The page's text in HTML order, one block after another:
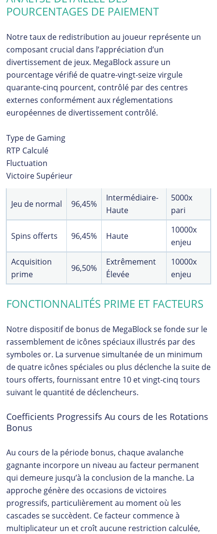
POURCENTAGES DE PAIEMENT
Notre taux de redistribution au joueur représente un
composant crucial dans l’appréciation d’un
divertissement de jeux. MegaBlock assure un
pourcentage vérifié de quatre-vingt-seize virgule
quarante-cinq pourcent, contrôlé par des centres
externes conformément aux réglementations
européennes de divertissement contrôlé.
Type de Gaming
RTP Calculé
Fluctuation
Victoire Supérieur
Jeu de normal 96,45%
Intermédiaire-
Haute
5000x
pari
Spins offerts 96,45% Haute
10000x
enjeu
Acquisition
prime
96,50%
Extrêmement
Élevée
10000x
enjeu
FONCTIONNALITÉS PRIME ET FACTEURS
Notre dispositif de bonus de MegaBlock se fonde sur le
rassemblement de icônes spéciaux illustrés par des
symboles or. La survenue simultanée de un minimum
de quatre icônes spéciales ou plus déclenche la suite de
tours offerts, fournissant entre 10 et vingt-cinq tours
suivant le quantité de déclencheurs.
Coefficients Progressifs Au cours de les Rotations
Bonus
Au cours de la période bonus, chaque avalanche
gagnante incorpore un niveau au facteur permanent
qui demeure jusqu’à la conclusion de la manche. La
approche génère des occasions de victoires
progressifs, particulièrement au moment où les
cascades se succèdent. Ce facteur commence à
multiplicateur un et croît aucune restriction calculée,